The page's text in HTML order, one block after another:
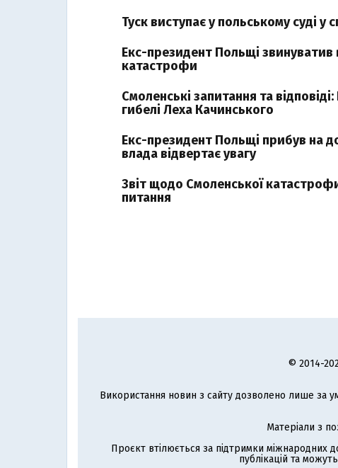
Туск виступає у польському суді у
Екс-президент Польщі
катастрофи
Смоленські запитання та
гибелі Леха Качинського
Екс-президент Польщі прибув на
влада відвертає увагу
Звіт щодо Смоленської
питання
© 2014-
Використання новин з сайту дозволено лише за
Матеріали з
Проєкт втілюється за підтримки міжнародних
публікацій та